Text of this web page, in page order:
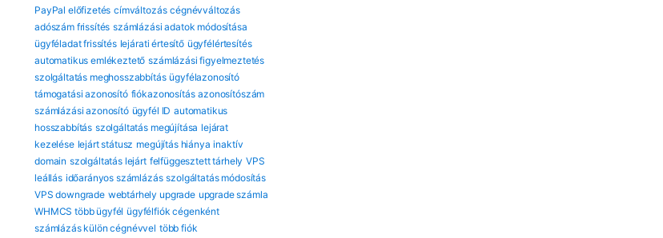
PayPal előfizetés címváltozás cégnévváltozás
adószám frissítés számlázási adatok módosítása
ügyféladat frissítés lejárati értesítő ügyfélértesítés
automatikus emlékeztető számlázási figyelmeztetés
szolgáltatás meghosszabbítás ügyfélazonosító
támogatási azonosító fiókazonosítás azonosítószám
számlázási azonosító ügyfél ID automatikus
hosszabbítás szolgáltatás megújítása lejárat
kezelése lejárt státusz megújítás hiánya inaktív
domain szolgáltatás lejárt felfüggesztett tárhely VPS
leállás időarányos számlázás szolgáltatás módosítás
VPS downgrade webtárhely upgrade upgrade számla
WHMCS több ügyfél ügyfélfiók cégenként
számlázás külön cégnévvel több fiók